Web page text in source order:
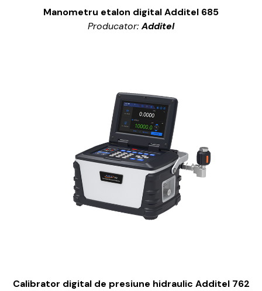
Manometru etalon digital Additel 685
Producator:Additel
Calibrator digital de presiune hidraulic Additel 762